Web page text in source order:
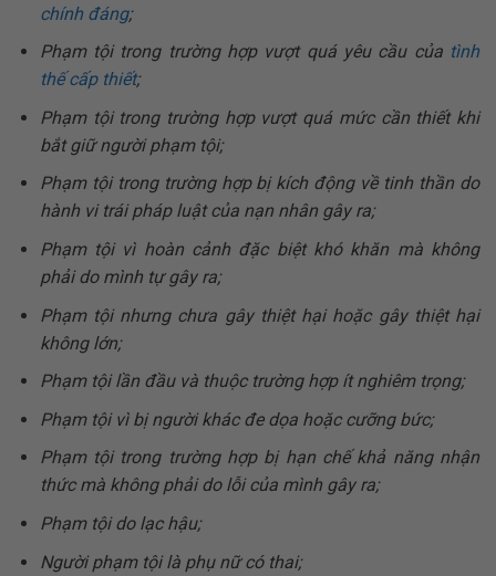
chính đáng;
Phạm tội trong trường hợp vượt quá yêu cầu của tình
thế cấp thiết;
Phạm tội trong trường hợp vượt quá mức cần thiết khi
bắt giữ người phạm tội;
Phạm tội trong trường hợp bị kích động về tinh thần do
hành vi trái pháp luật của nạn nhân gây ra;
Phạm tội vì hoàn cảnh đặc biệt khó khăn mà không
phải do mình tự gây ra;
Phạm tội nhưng chưa gây thiệt hại hoặc gây thiệt hại
không lớn;
Phạm tội lần đầu và thuộc trường hợp ít nghiêm trọng;
Phạm tội vì bị người khác đe dọa hoặc cưỡng bức;
Phạm tội trong trường hợp bị hạn chế khả năng nhận
thức mà không phải do lỗi của mình gây ra;
Phạm tội do lạc hậu;
Người phạm tội là phụ nữ có thai;